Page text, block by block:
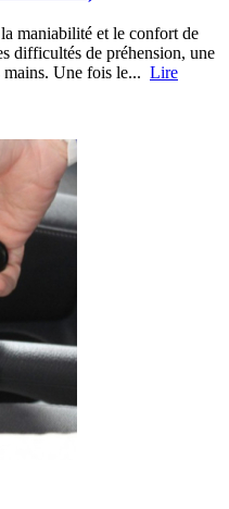
maniabilité et le confort de
difficultés de préhension, une
mains. Une fois le... Lire